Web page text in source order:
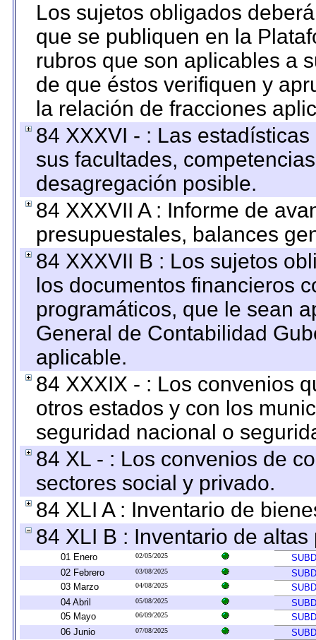
Los sujetos obligados
que se publiquen en la
rubros que son aplicables a
de que éstos verifiquen y
la relación de fracciones
84 XXXVI - : Las
sus facultades,
desagregación posible.
84 XXXVII A : Informe de
presupuestales, balances
84 XXXVII B : Los sujetos
los documentos financieros
programáticos, que le sean
General de Contabilidad
aplicable.
84 XXXIX - : Los convenios
otros estados y con los
seguridad nacional o
84 XL - : Los convenios de
sectores social y privado.
84 XLI A : Inventario de
84 XLI B : Inventario de
01 Enero 02/05/2025
02 Febrero
03/08/2025
03 Marzo
04/08/2025
04 Abril
05/08/2025
05 Mayo
06/09/2025
06 Junio
07/08/2025